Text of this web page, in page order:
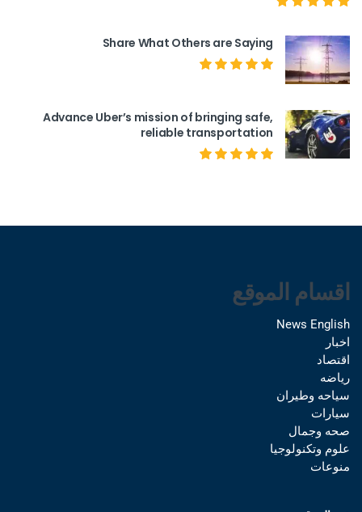
Share What Others are Saying
Advance Uber’s mission of bringing safe,
reliable transportation
اقسام الموقع
News English
اخبار
اقتصاد
رياضه
سياحه وطيران
سيارات
صحه وجمال
علوم وتكنولوجيا
منوعات